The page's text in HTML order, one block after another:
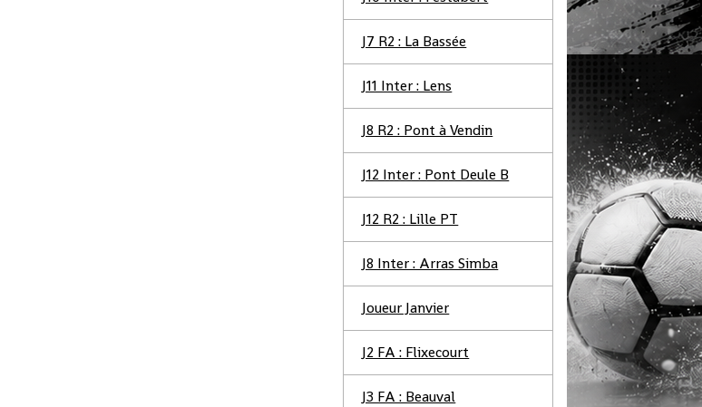
J7 R2 : La Bassée
J11 Inter : Lens
J8 R2 : Pont à Vendin
J12 Inter : Pont Deule B
J12 R2 : Lille PT
J8 Inter : Arras Simba
Joueur Janvier
J2 FA : Flixecourt
J3 FA : Beauval